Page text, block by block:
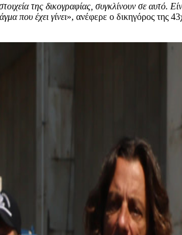
της δικογραφίας, συγκλίνουν σε αυτό.
που έχει γίνει», ανέφερε ο δικηγόρος της